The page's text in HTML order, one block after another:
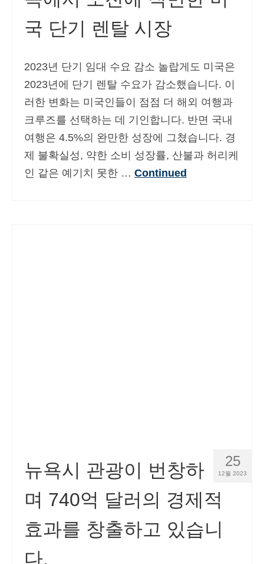
국 단기 렌탈 시장
2023년 단기 임대 수요 감소 놀랍게도 미국은
2023년에 단기 렌탈 수요가 감소했습니다. 이
러한 변화는 미국인들이 점점 더 해외 여행과
크루즈를 선택하는 데 기인합니다. 반면 국내
여행은 4.5%의 완만한 성장에 그쳤습니다. 경
제 불확실성, 약한 소비 성장률, 산불과 허리케
인 같은 예기치 못한 … Continued
25
12월 2023
뉴욕시 관광이 번창하
며 740억 달러의 경제적
효과를 창출하고 있습니
다.